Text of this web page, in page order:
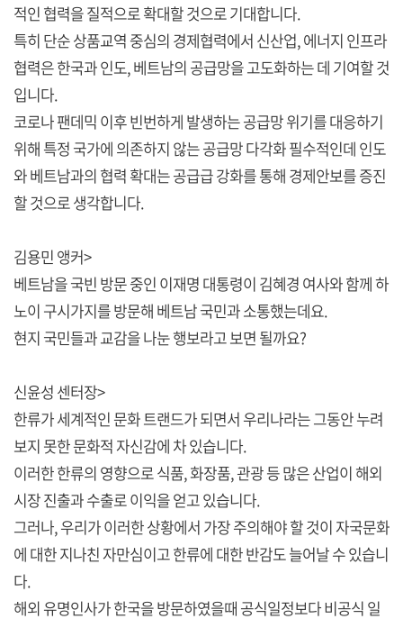
적인 협력을 질적으로 확대할 것으로 기대합니다.
특히 단순 상품교역 중심의 경제협력에서 신산업, 에너지 인프라
협력은 한국과 인도, 베트남의 공급망을 고도화하는 데 기여할 것
입니다.
코로나 팬데믹 이후 빈번하게 발생하는 공급망 위기를 대응하기
위해 특정 국가에 의존하지 않는 공급망 다각화 필수적인데 인도
와 베트남과의 협력 확대는 공급급 강화를 통해 경제안보를 증진
할 것으로 생각합니다.
김용민 앵커>
베트남을 국빈 방문 중인 이재명 대통령이 김혜경 여사와 함께 하
노이 구시가지를 방문해 베트남 국민과 소통했는데요.
현지 국민들과 교감을 나눈 행보라고 보면 될까요?
신윤성 센터장>
한류가 세계적인 문화 트랜드가 되면서 우리나라는 그동안 누려
보지 못한 문화적 자신감에 차 있습니다.
이러한 한류의 영향으로 식품, 화장품, 관광 등 많은 산업이 해외
시장 진출과 수출로 이익을 얻고 있습니다.
그러나, 우리가 이러한 상황에서 가장 주의해야 할 것이 자국문화
에 대한 지나친 자만심이고 한류에 대한 반감도 늘어날 수 있습니
다.
해외 유명인사가 한국을 방문하였을때 공식일정보다 비공식 일